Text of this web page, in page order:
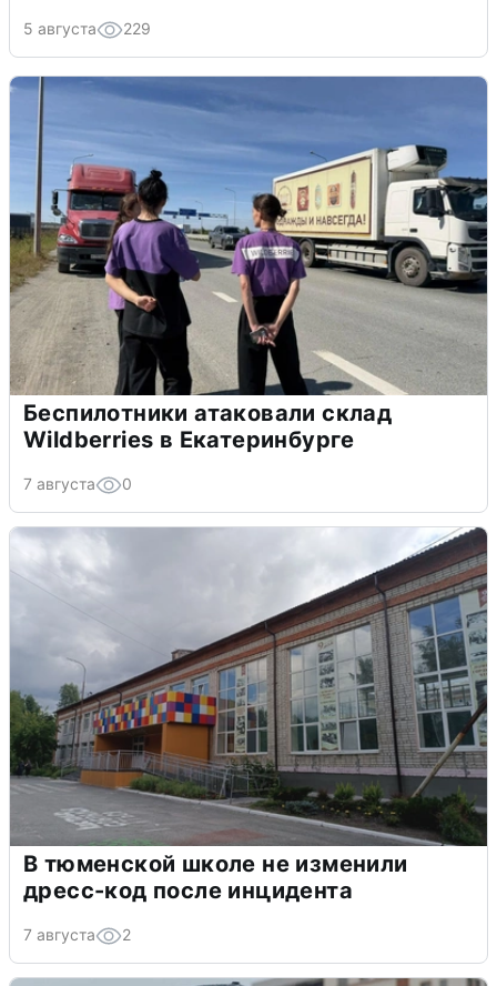
5 августа 229
Беспилотники атаковали склад
Wildberries в Екатеринбурге
7 августа 0
В тюменской школе не изменили
дресс-код после инцидента
7 августа 2